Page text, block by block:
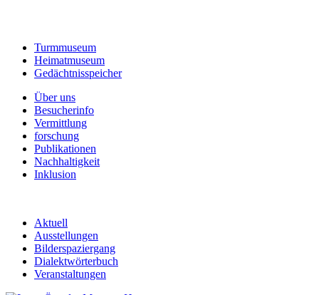
Turmmuseum
Heimatmuseum
Gedächtnisspeicher
Über uns
Besucherinfo
Vermittlung
forschung
Publikationen
Nachhaltigkeit
Inklusion
Aktuell
Ausstellungen
Bilderspaziergang
Dialektwörterbuch
Veranstaltungen